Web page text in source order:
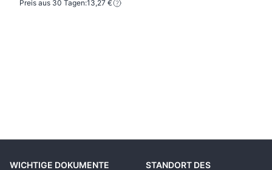
Preis aus 30 Tagen:13,27 €
WICHTIGE DOKUMENTE
STANDORT DES